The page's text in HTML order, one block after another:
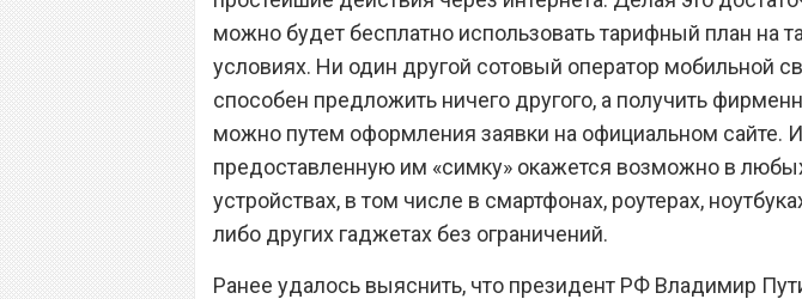
можно будет бесплатно использовать тарифный план на
условиях. Ни один другой сотовый оператор мобильной
способен предложить ничего другого, а получить
можно путем оформления заявки на официальном сайте.
предоставленную им «симку» окажется возможно в
устройствах, в том числе в смартфонах, роутерах,
либо других гаджетах без ограничений.
Ранее удалось выяснить, что президент РФ Владимир